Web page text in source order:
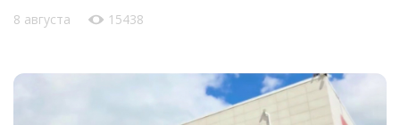
8 августа 15438